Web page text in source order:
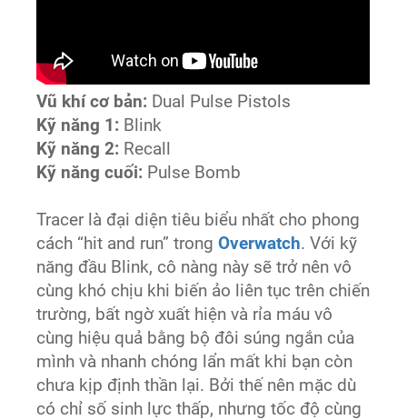
Vũ khí cơ bản: Dual Pulse Pistols
Kỹ năng 1: Blink
Kỹ năng 2: Recall
Kỹ năng cuối: Pulse Bomb
Tracer là đại diện tiêu biểu nhất cho phong
cách “hit and run” trongOverwatch. Với kỹ
năng đầu Blink, cô nàng này sẽ trở nên vô
cùng khó chịu khi biến ảo liên tục trên chiến
trường, bất ngờ xuất hiện và rỉa máu vô
cùng hiệu quả bằng bộ đôi súng ngắn của
mình và nhanh chóng lẩn mất khi bạn còn
chưa kịp định thần lại. Bởi thế nên mặc dù
có chỉ số sinh lực thấp, nhưng tốc độ cùng